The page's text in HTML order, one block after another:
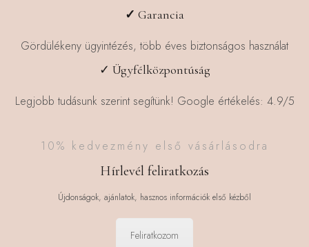
✓ Garancia
Gördülékeny ügyintézés, több éves biztonságos használat
✓ Ügyfélközpontúság
Legjobb tudásunk szerint segítünk! Google értékelés: 4.9/5
10% kedvezmény első vásárlásodra
Hírlevél feliratkozás
Újdonságok, ajánlatok, hasznos információk első kézből
Feliratkozom